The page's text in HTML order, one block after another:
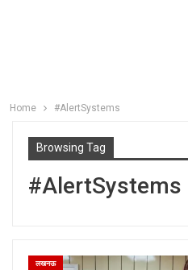
Home #AlertSystems
Browsing Tag
#AlertSystems
लखनऊ